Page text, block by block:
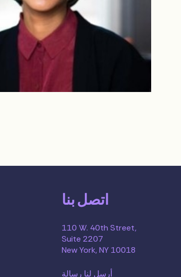
اتصل بنا
110 W. 40th Street,
Suite 2207
New York, NY 10018
أرسل لنا رسالة